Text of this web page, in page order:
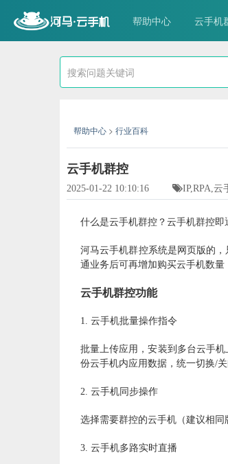
帮助中心 云手机
帮助中心 > 行业百科
云手机群控
2025-01-22 10:10:16 IP,RPA,
什么是云手机群控？云手机群控即
河马云手机群控系统是网页版的
通业务后可再增加购买云手机数量
云手机群控功能
1. 云手机批量操作指令
批量上传应用，安装到多台云手
份云手机内应用数据，统一切换/
2. 云手机同步操作
选择需要群控的云手机（建议相
3. 云手机多路实时直播